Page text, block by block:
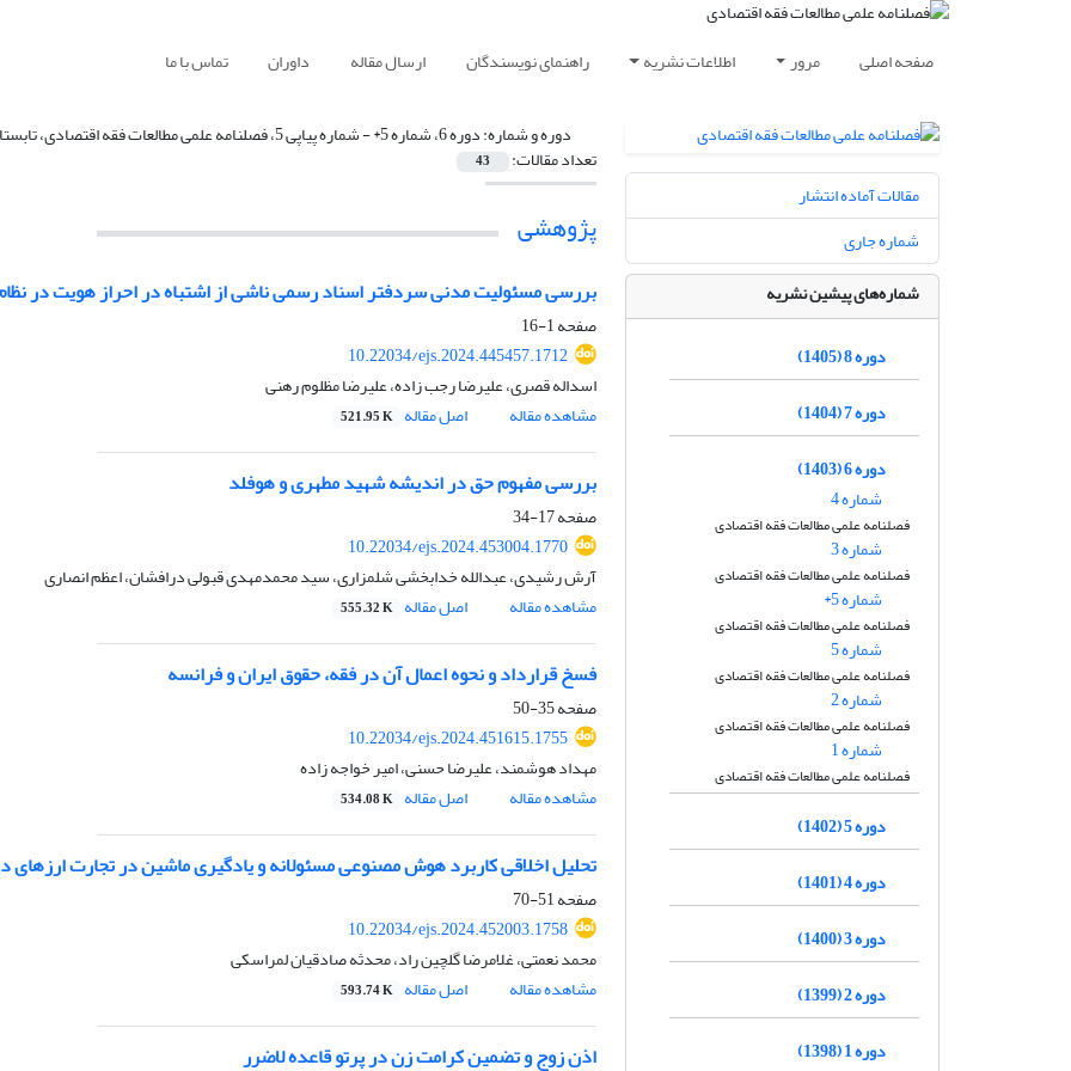
صفحه اصلی مرور اطلاعات نشریه راهنمای نویسندگان ارسال مقاله داوران تماس با ما
دوره و شماره:دوره 6، شماره 5* - شماره پیاپی 5، فصلنامه علمی مطالعات فقه اقتصادی، تابستان 1403
تعداد مقالات: 43
پژوهشی
بررسی مسئولیت مدنی سردفتر اسناد رسمی ناشی از اشتباه در احراز هویت در
صفحه1-16
10.22034/ejs.2024.445457.1712
اسداله قصری، علیرضا رجب زاده، علیرضا مظلوم رهنی
مشاهده مقاله
اصل مقاله 521.95 K
بررسی مفهوم حق در اندیشه شهید مطهری و هوفلد
صفحه17-34
10.22034/ejs.2024.453004.1770
آرش رشیدی، عبدالله خدابخشی شلمزاری، سید محمدمهدی قبولی درافشان، اعظم انصاری
مشاهده مقاله
اصل مقاله 555.32 K
فسخ قرارداد و نحوه اعمال آن در فقه، حقوق ایران و فرانسه
صفحه35-50
10.22034/ejs.2024.451615.1755
مهداد هوشمند، علیرضا حسنی، امیر خواجه زاده
مشاهده مقاله
اصل مقاله 534.08 K
تحلیل اخلاقی کاربرد هوش مصنوعی مسئولانه و یادگیری ماشین در تجارت ارزهای
صفحه51-70
10.22034/ejs.2024.452003.1758
محمد نعمتی، غلامرضا گلچین راد، محدثه صادقیان لمراسکی
مشاهده مقاله
اصل مقاله 593.74 K
اذن زوج و تضمین کرامت زن در پرتو قاعده لاضرر
مقالات آماده انتشار
شماره جاری
شماره‌های پیشین نشریه
دوره 8 (1405)
دوره 7 (1404)
دوره 6 (1403)
شماره 4
فصلنامه علمی مطالعات فقه اقتصادی
شماره 3
فصلنامه علمی مطالعات فقه اقتصادی
شماره 5*
فصلنامه علمی مطالعات فقه اقتصادی
شماره 5
فصلنامه علمی مطالعات فقه اقتصادی
شماره 2
فصلنامه علمی مطالعات فقه اقتصادی
شماره 1
فصلنامه علمی مطالعات فقه اقتصادی
دوره 5 (1402)
دوره 4 (1401)
دوره 3 (1400)
دوره 2 (1399)
دوره 1 (1398)